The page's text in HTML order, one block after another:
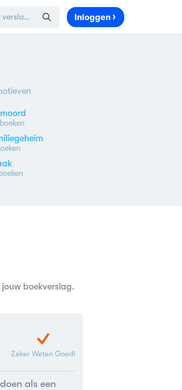
Inloggen
boekverslag.
Zeker Weten Goed!
als een